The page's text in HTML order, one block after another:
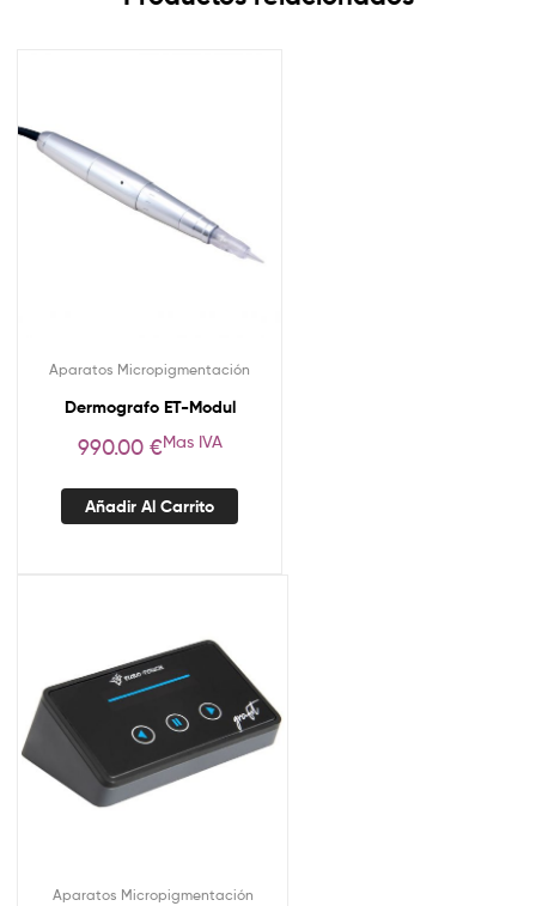
Aparatos Micropigmentación
Dermografo ET-Modul
990.00 €Mas IVA
Añadir Al Carrito
Aparatos Micropigmentación